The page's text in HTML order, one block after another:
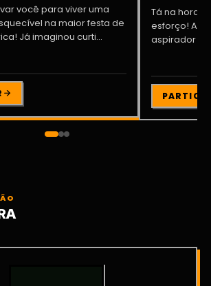
você para viver uma
na maior festa de
rodeio da América! Já imaginou curti...
Tá na hora
esforço! A